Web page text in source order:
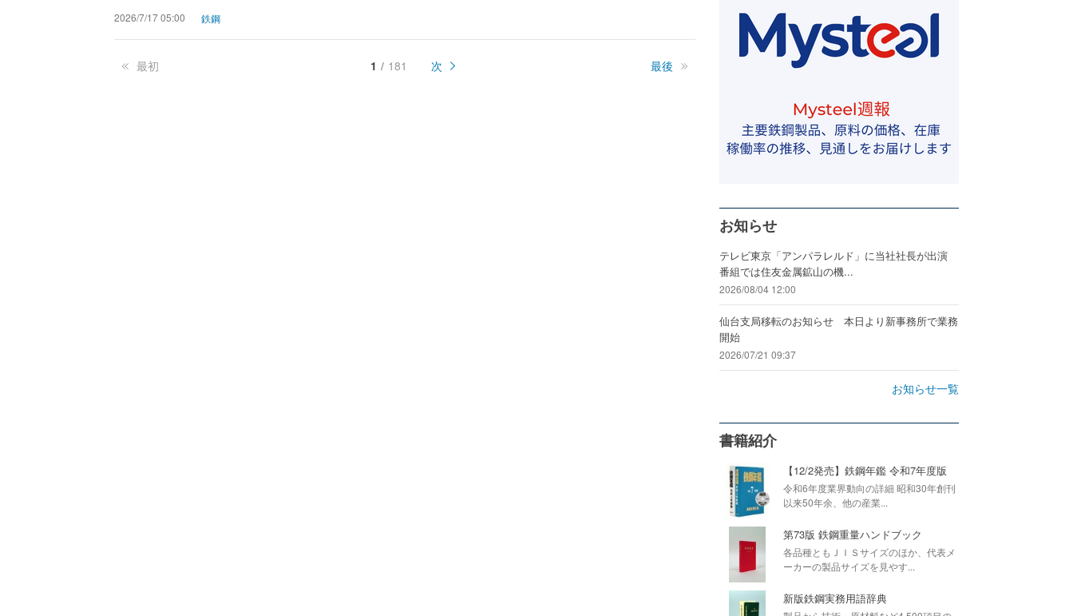
2026/7/17 05:00 鉄鋼
最初 1 181 次 最後
お知らせ
テレビ東京「アンパラレルド」に当社社長が出演
番組では住友金属鉱山の機...
2026/08/04 12:00
仙台支局移転のお知らせ 本日より新事務所で業務
開始
2026/07/21 09:37
お知らせ一覧
書籍紹介
【12/2発売】鉄鋼年鑑 令和7年度版
令和6年度業界動向の詳細 昭和30年創刊
以来50年余、他の産業...
第73版 鉄鋼重量ハンドブック
各品種ともＪＩＳサイズのほか、代表メ
ーカーの製品サイズを見やす...
新版鉄鋼実務用語辞典